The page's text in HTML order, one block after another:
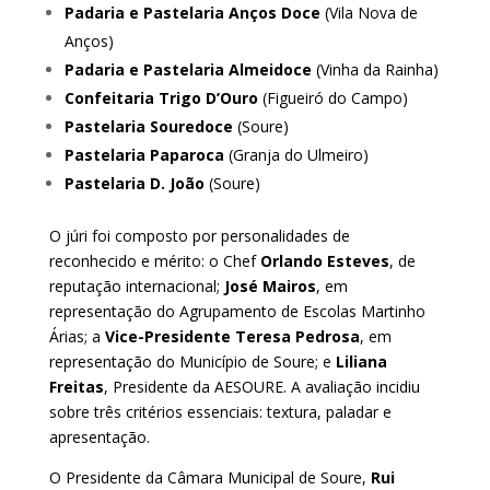
Padaria e Pastelaria Anços Doce (Vila Nova de
Anços)
Padaria e Pastelaria Almeidoce (Vinha da Rainha)
Confeitaria Trigo D’Ouro (Figueiró do Campo)
Pastelaria Souredoce (Soure)
Pastelaria Paparoca (Granja do Ulmeiro)
Pastelaria D. João (Soure)
O júri foi composto por personalidades de
reconhecido e mérito: o Chef Orlando Esteves, de
reputação internacional; José Mairos, em
representação do Agrupamento de Escolas Martinho
Árias; a Vice-Presidente Teresa Pedrosa, em
representação do Município de Soure; e Liliana
Freitas, Presidente da AESOURE. A avaliação incidiu
sobre três critérios essenciais: textura, paladar e
apresentação.
O Presidente da Câmara Municipal de Soure, Rui